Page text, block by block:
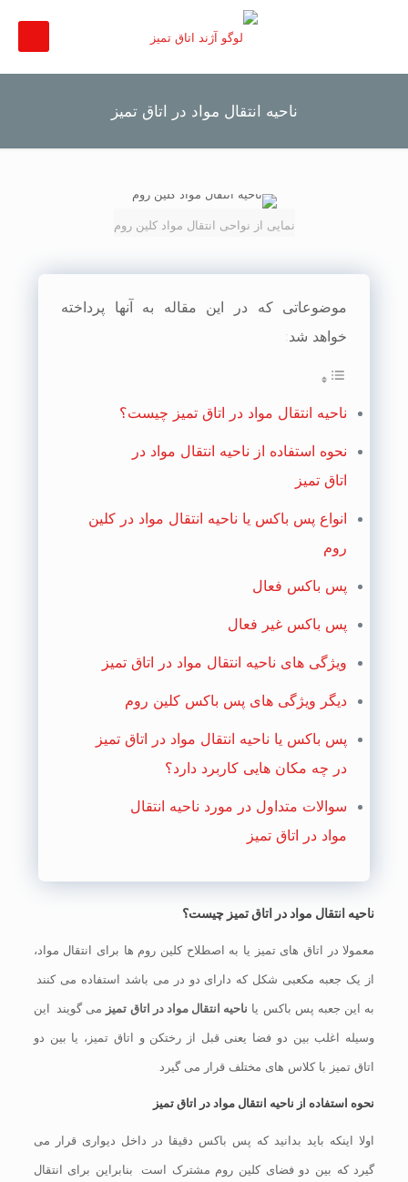
ناحیه انتقال مواد در اتاق تمیز
نمایی از نواحی انتقال مواد کلین روم
موضوعاتی که در این مقاله به آنها پرداخته
خواهد شد:
ناحیه انتقال مواد در اتاق تمیز چیست؟
نحوه استفاده از ناحیه انتقال مواد در
اتاق تمیز
انواع پس باکس یا ناحیه انتقال مواد در کلین
روم
پس باکس فعال
پس باکس غیر فعال
ویژگی های ناحیه انتقال مواد در اتاق تمیز
دیگر ویژگی های پس باکس کلین روم
پس باکس یا ناحیه انتقال مواد در اتاق تمیز
در چه مکان هایی کاربرد دارد؟
سوالات متداول در مورد ناحیه انتقال
مواد در اتاق تمیز
ناحیه انتقال مواد در اتاق تمیز چیست؟
معمولا در اتاق های تمیز یا به اصطلاح کلین روم ها برای انتقال مواد،
از یک جعبه مکعبی شکل که دارای دو در می باشد استفاده می کنند.
به این جعبه پس باکس یا ناحیه انتقال مواد در اتاق تمیز می گویند. این
وسیله اغلب بین دو فضا یعنی قبل از رختکن و اتاق تمیز، یا بین دو
اتاق تمیز با کلاس های مختلف قرار می گیرد.
نحوه استفاده از ناحیه انتقال مواد در اتاق تمیز
اولا اینکه باید بدانید که پس باکس دقیقا در داخل دیواری قرار می
گیرد که بین دو فضای کلین روم مشترک است. بنابراین برای انتقال